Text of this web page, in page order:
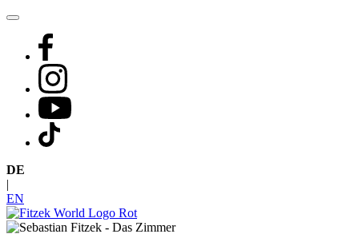
Zum
springen
DE
EN